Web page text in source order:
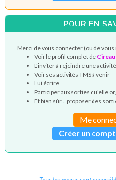
POUR EN
Merci de vous connecter (ou de
Voir le profil complet de Cireau
L'inviter à rejoindre une activité
Voir ses activités TMS à venir
Lui écrire
Participer aux sorties qu'elle
Et bien sûr... proposer des
Me
Créer un